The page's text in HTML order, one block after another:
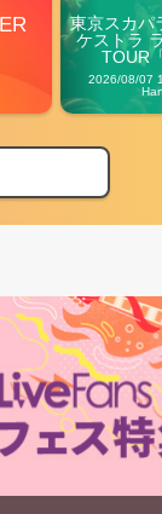
東京スカパ
ケストラ
TOUR
2026/08/07